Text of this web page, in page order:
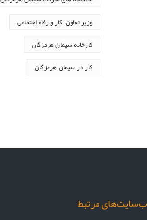
وزیر تعاون، کار و رفاه اجتماعی
کارخانه سیمان هرمزگان
کار در سیمان هرمزگان
مرتبط